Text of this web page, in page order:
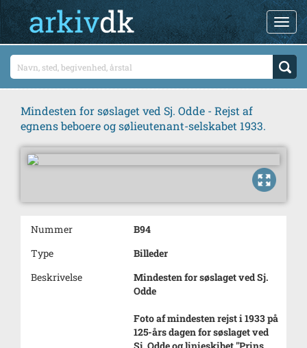
Mindesten for søslaget ved Sj. Odde - Rejst af
egnens beboere og sølieutenant-selskabet 1933.
Nummer
B94
Type
Billeder
Beskrivelse
Mindesten for søslaget ved Sj.
Odde
Foto af mindesten rejst i 1933 på
125-års dagen for søslaget ved